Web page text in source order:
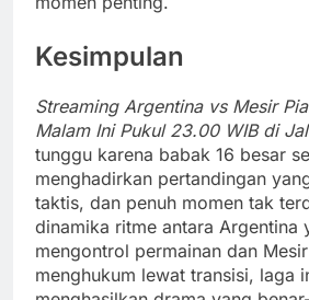
Kesimpulan
Streaming Argentina vs Mesir
Malam Ini Pukul 23.00 WIB di
tunggu karena babak 16 besar
menghadirkan pertandingan
taktis, dan penuh momen tak
dinamika ritme antara Argentina
mengontrol permainan dan
menghukum lewat transisi, laga